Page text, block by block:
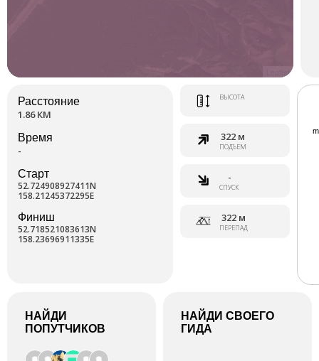
Leaflet
Расстояние
1.86 КМ
Время
-
Старт
52.724908927411N
158.21245372295E
Финиш
52.718521083613N
158.23696911335E
ВЫСОТА
322 м
ПОДЪЕМ
-
СПУСК
322 м
ПЕРЕПАД
m
НАЙДИ
ПОПУТЧИКОВ
НАЙДИ СВОЕГО
ГИДА